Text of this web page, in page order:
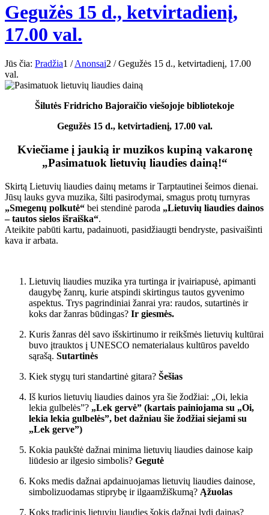
Gegužės 15 d., ketvirtadienį,
17.00 val.
Jūs čia: Pradžia1 / Anonsai2 / Gegužės 15 d., ketvirtadienį, 17.00
val.
Šilutės Fridricho Bajoraičio viešojoje bibliotekoje
Gegužės 15 d., ketvirtadienį, 17.00 val.
Kviečiame į jaukią ir muzikos kupiną vakaronę
„Pasimatuok lietuvių liaudies dainą!“
Skirtą Lietuvių liaudies dainų metams ir Tarptautinei šeimos dienai.
Jūsų lauks gyva muzika, šilti pasirodymai, smagus protų turnyras
„Smegenų polkutė“ bei stendinė paroda „Lietuvių liaudies dainos
– tautos sielos išraiška“.
Ateikite pabūti kartu, padainuoti, pasidžiaugti bendryste, pasivaišinti
kava ir arbata.
Lietuvių liaudies muzika yra turtinga ir įvairiapusė, apimanti
daugybę žanrų, kurie atspindi skirtingus tautos gyvenimo
aspektus. Trys pagrindiniai žanrai yra: raudos, sutartinės ir
koks dar žanras būdingas? Ir giesmės.
Kuris žanras dėl savo išskirtinumo ir reikšmės lietuvių kultūrai
buvo įtrauktos į UNESCO nematerialaus kultūros paveldo
sąrašą. Sutartinės
Kiek stygų turi standartinė gitara? Šešias
Iš kurios lietuvių liaudies dainos yra šie žodžiai: „Oi, lekia
lekia gulbelės”? „Lek gervė” (kartais painiojama su „Oi,
lekia lekia gulbelės”, bet dažniau šie žodžiai siejami su
„Lek gerve”)
Kokia paukštė dažnai minima lietuvių liaudies dainose kaip
liūdesio ar ilgesio simbolis? Gegutė
Koks medis dažnai apdainuojamas lietuvių liaudies dainose,
simbolizuodamas stiprybę ir ilgaamžiškumą? Ąžuolas
Koks tradicinis lietuvių liaudies šokis dažnai lydi dainas?